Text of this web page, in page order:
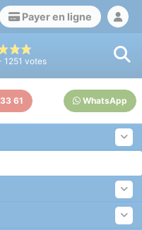
Payer en ligne
1251 votes
61 WhatsApp